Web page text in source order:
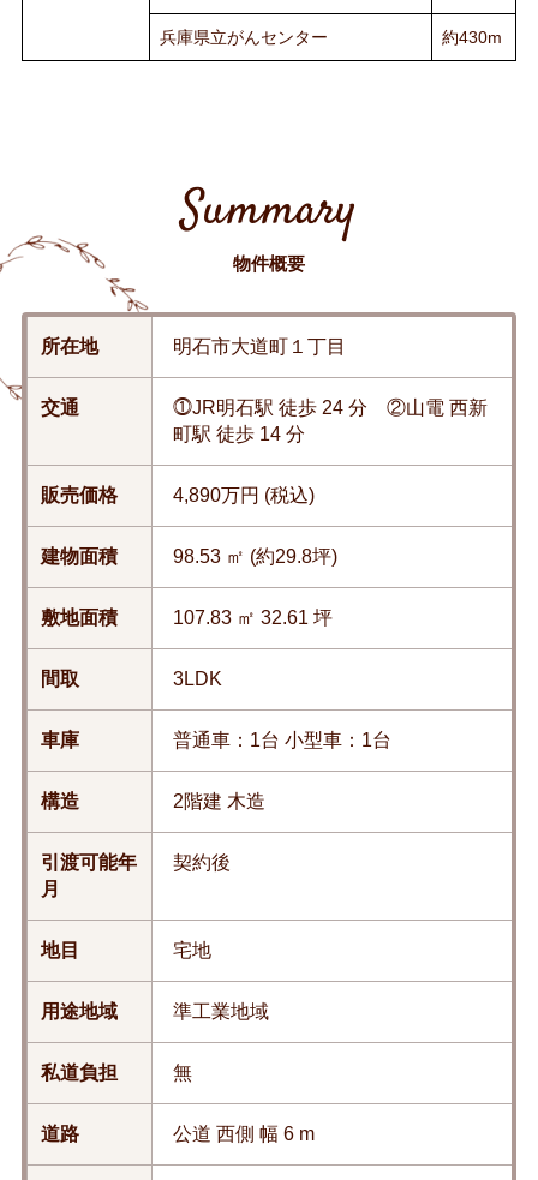
兵庫県立がんセンター 約430m
Summary
物件概要
所在地 明石市大道町１丁目
交通
⓵JR明石駅 徒歩 24 分 ②山電 西新
町駅 徒歩 14 分
販売価格 4,890万円 (税込)
建物面積 98.53 ㎡ (約29.8坪)
敷地面積 107.83 ㎡ 32.61 坪
間取 3LDK
車庫 普通車：1台 小型車：1台
構造 2階建 木造
引渡可能年
月
契約後
地目 宅地
用途地域 準工業地域
私道負担 無
道路 公道 西側 幅 6 m